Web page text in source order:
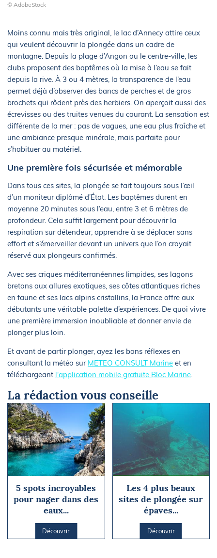
© AdobeStock
Moins connu mais très original, le lac d’Annecy attire ceux
qui veulent découvrir la plongée dans un cadre de
montagne. Depuis la plage d’Angon ou le centre-ville, les
clubs proposent des baptêmes où la mise à l’eau se fait
depuis la rive. À 3 ou 4 mètres, la transparence de l’eau
permet déjà d’observer des bancs de perches et de gros
brochets qui rôdent près des herbiers. On aperçoit aussi des
écrevisses ou des truites venues du courant. La sensation est
différente de la mer : pas de vagues, une eau plus fraîche et
une ambiance presque minérale, mais parfaite pour
s’habituer au matériel.
Une première fois sécurisée et mémorable
Dans tous ces sites, la plongée se fait toujours sous l’œil
d’un moniteur diplômé d’État. Les baptêmes durent en
moyenne 20 minutes sous l’eau, entre 3 et 6 mètres de
profondeur. Cela suffit largement pour découvrir la
respiration sur détendeur, apprendre à se déplacer sans
effort et s’émerveiller devant un univers que l’on croyait
réservé aux plongeurs confirmés.
Avec ses criques méditerranéennes limpides, ses lagons
bretons aux allures exotiques, ses côtes atlantiques riches
en faune et ses lacs alpins cristallins, la France offre aux
débutants une véritable palette d’expériences. De quoi vivre
une première immersion inoubliable et donner envie de
plonger plus loin.
Et avant de partir plonger, ayez les bons réflexes en
consultant la météo sur METEO CONSULT Marine et en
téléchargeant l'application mobile gratuite Bloc Marine.
La rédaction vous conseille
5 spots incroyables
pour nager dans des
eaux...
Découvrir
Les 4 plus beaux
sites de plongée sur
épaves...
Découvrir